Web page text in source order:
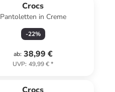
Crocs
Pantoletten in Creme
-22%
ab: 38,99 €
UVP: 49,99 €*